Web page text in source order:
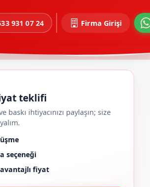
931 07 24 Firma Girişi
teklifi
baskı ihtiyacınızı paylaşın; size
seçeneği
fiyat